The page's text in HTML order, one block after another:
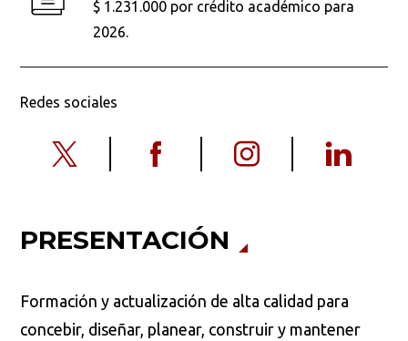
$ 1.231.000 por crédito académico para
2026.
Redes sociales
PRESENTACIÓN
Formación y actualización de alta calidad para
concebir, diseñar, planear, construir y mantener